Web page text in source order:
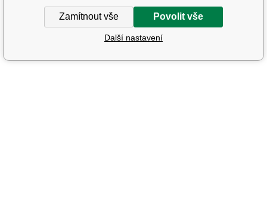
Zamítnout vše Povolit vše
Další nastavení